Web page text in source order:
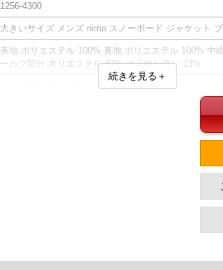
1256-4300
大きいサイズ メンズ nima スノーボード ジャケット
表地:ポリエステル 100% 裏地:ポリエステル 100% 中
ーカフ部分:ポリエステル 87% ポリウレタン 13%
スノーボードジャケットです。
激しい雪や雨／風の侵入を防ぎ快適なコンディショ
複数のパーツを組み合わす事によって立体的な構成
続きを見る＋